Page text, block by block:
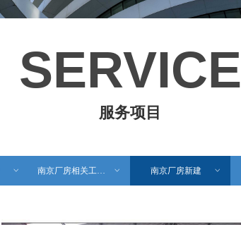
ꀁ ꀁ
南京厂房相关工程安装 ꀁ
南京厂房新建
SERVICE
服务项目